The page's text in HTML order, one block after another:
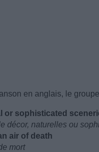
en anglais, le
or sophisticated
décor, naturelles ou
air of death
mort